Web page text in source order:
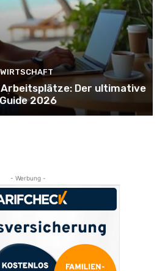
WIRTSCHAFT
Arbeitsplätze: Der ultimative
Guide 2026
- Werbung -